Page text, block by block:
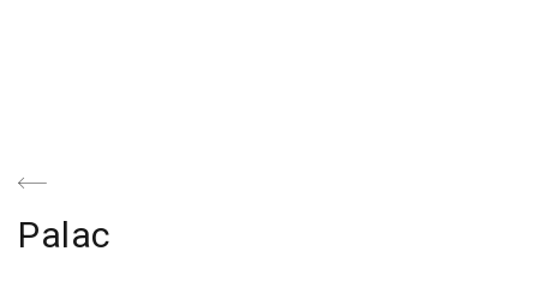
Navegación
de
entradas
Previous
Palac